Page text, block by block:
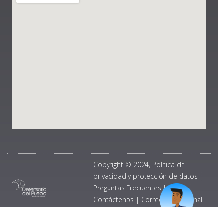
Copyright © 2024, Política de
privacidad y protección de datos |
Preguntas Frecuentes |
Contáctenos | Correo Institucional